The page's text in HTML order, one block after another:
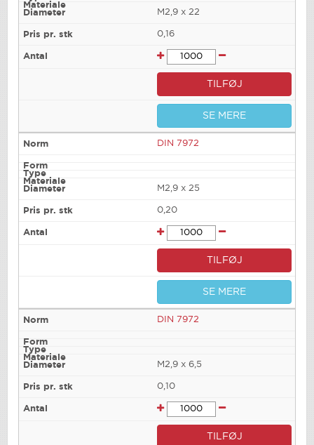
M2,9 x 22
0,16
TILFØJ
SE MERE
DIN 7972
M2,9 x 25
0,20
TILFØJ
SE MERE
DIN 7972
M2,9 x 6,5
0,10
TILFØJ